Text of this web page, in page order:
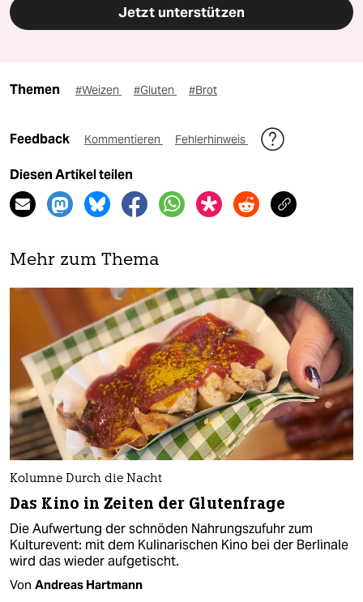
Jetzt unterstützen
Themen #Weizen #Gluten #Brot
Feedback Kommentieren Fehlerhinweis
Diesen Artikel teilen
Mehr zum Thema
Kolumne Durch die Nacht
Das Kino in Zeiten der Glutenfrage
Die Aufwertung der schnöden Nahrungszufuhr zum
Kulturevent: mit dem Kulinarischen Kino bei der Berlinale
wird das wieder aufgetischt.
Von Andreas Hartmann